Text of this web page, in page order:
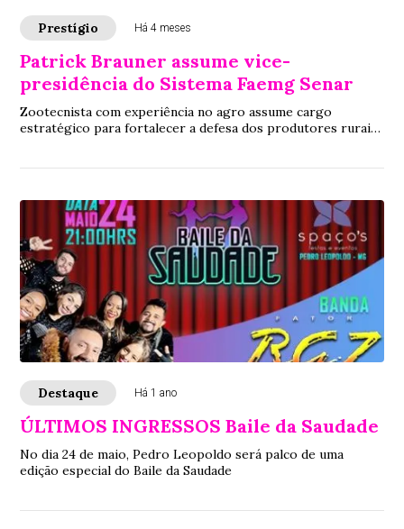
Prestígio Há 4 meses
Patrick Brauner assume vice-
presidência do Sistema Faemg Senar
Zootecnista com experiência no agro assume cargo
estratégico para fortalecer a defesa dos produtores rurais
Destaque Há 1 ano
ÚLTIMOS INGRESSOS Baile da Saudade
No dia 24 de maio, Pedro Leopoldo será palco de uma
edição especial do Baile da Saudade